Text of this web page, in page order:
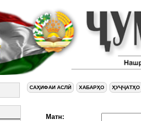
САҲИФАИ АСЛӢ ХАБАРҲО ҲУҶҶАТҲО
Матн: